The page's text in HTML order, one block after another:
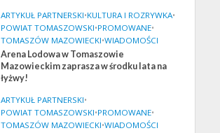
ARTYKUŁ PARTNERSKI•KULTURA I ROZRYWKA•
POWIAT TOMASZOWSKI•PROMOWANE•
TOMASZÓW MAZOWIECKI•WIADOMOŚCI
Arena Lodowa w Tomaszowie
Mazowieckim zaprasza w środku lata na
łyżwy!
ARTYKUŁ PARTNERSKI•
POWIAT TOMASZOWSKI•PROMOWANE•
TOMASZÓW MAZOWIECKI•WIADOMOŚCI